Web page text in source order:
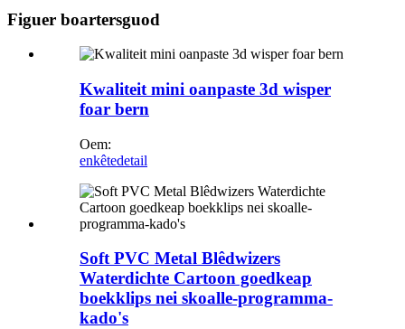
Figuer boartersguod
Kwaliteit mini oanpaste 3d wisper
foar bern
Oem:
enkêtedetail
Soft PVC Metal Blêdwizers
Waterdichte Cartoon goedkeap
boekklips nei skoalle-programma-
kado's